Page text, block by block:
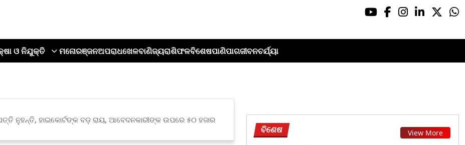
ଓ ନିଯୁକ୍ତି ମନୋରଞ୍ଜନଅପରାଧଖେଳବାଣିଜ୍ୟରାଶିଫଳବିଶେଷପାଣିପାଗଜୀବନଚର୍ଯ୍ୟା
ନୁହନ୍ତି, ହାଇକୋର୍ଟଙ୍କ ବଡ଼ ରାୟ, ଆବେଦନକାରୀଙ୍କ ଉପରେ ୫୦ ହଜାର
ବିଶେଷ View More